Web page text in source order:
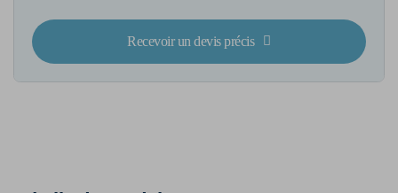
Recevoir un devis précis